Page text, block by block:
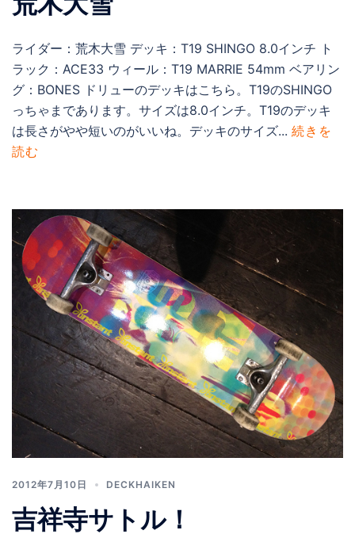
ライダー：荒木大雪 デッキ：T19 SHINGO 8.0インチ ト
ラック：ACE33 ウィール：T19 MARRIE 54mm ベアリン
グ：BONES ドリューのデッキはこちら。T19のSHINGO
っちゃまであります。サイズは8.0インチ。T19のデッキ
は長さがやや短いのがいいね。デッキのサイズ... 続きを
読む
2012年7月10日 DECKHAIKEN
吉祥寺サトル！